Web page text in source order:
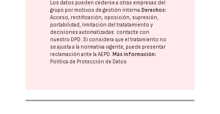
Los datos pueden cederse a otras empresas del
grupo por motivos de gestión interna. Derechos:
Acceso, rectificación, oposición, supresión,
portabilidad, limitación del tratatamiento y
decisiones automatizadas: contacte con
nuestro DPD. Si considera que el tratamiento no
se ajusta a la normativa vigente, puede presentar
reclamación ante laAEPD. Más información:
Política de Protección de Datos